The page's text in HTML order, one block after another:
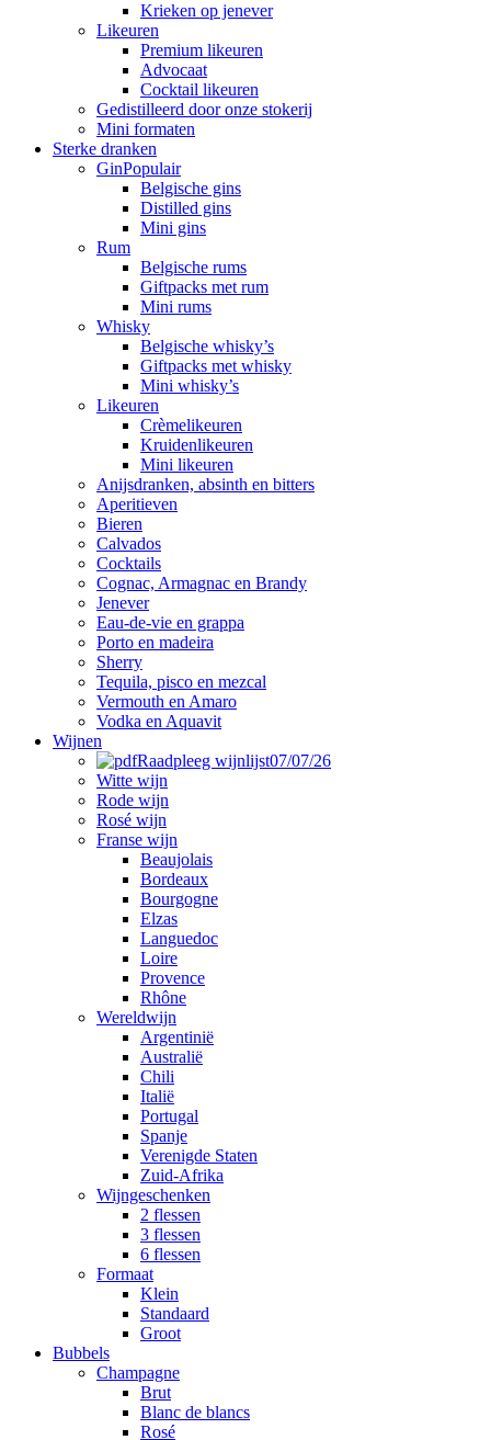
Krieken op jenever
Likeuren
Premium likeuren
Advocaat
Cocktail likeuren
Gedistilleerd door onze stokerij
Mini formaten
Sterke dranken
GinPopulair
Belgische gins
Distilled gins
Mini gins
Rum
Belgische rums
Giftpacks met rum
Mini rums
Whisky
Belgische whisky’s
Giftpacks met whisky
Mini whisky’s
Likeuren
Crèmelikeuren
Kruidenlikeuren
Mini likeuren
Anijsdranken, absinth en bitters
Aperitieven
Bieren
Calvados
Cocktails
Cognac, Armagnac en Brandy
Jenever
Eau-de-vie en grappa
Porto en madeira
Sherry
Tequila, pisco en mezcal
Vermouth en Amaro
Vodka en Aquavit
Wijnen
Raadpleeg wijnlijst07/07/26
Witte wijn
Rode wijn
Rosé wijn
Franse wijn
Beaujolais
Bordeaux
Bourgogne
Elzas
Languedoc
Loire
Provence
Rhône
Wereldwijn
Argentinië
Australië
Chili
Italië
Portugal
Spanje
Verenigde Staten
Zuid-Afrika
Wijngeschenken
2 flessen
3 flessen
6 flessen
Formaat
Klein
Standaard
Groot
Bubbels
Champagne
Brut
Blanc de blancs
Rosé